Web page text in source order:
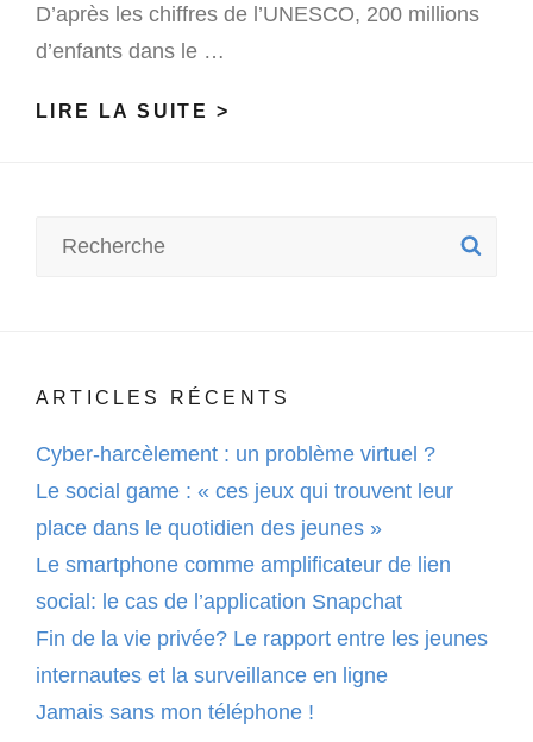
D’après les chiffres de l’UNESCO, 200 millions
d’enfants dans le …
LIRE LA SUITE >
Search
ARTICLES RÉCENTS
Cyber-harcèlement : un problème virtuel ?
Le social game : « ces jeux qui trouvent leur
place dans le quotidien des jeunes »
Le smartphone comme amplificateur de lien
social: le cas de l’application Snapchat
Fin de la vie privée? Le rapport entre les jeunes
internautes et la surveillance en ligne
Jamais sans mon téléphone !